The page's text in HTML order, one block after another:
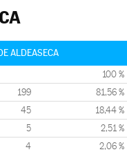
ALDEASECA
100 %
199 81,56 %
45 18,44 %
5 2,51 %
4 2,06 %